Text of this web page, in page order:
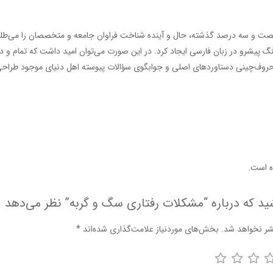
و سه درصد گذشته، حال و آینده شناخت فراوان جامعه و متخصصان را می‌طلبد
پیشرو در زبان فارسی ایجاد کرد. در این صورت می‌توان امید داشت که تمام
دستاوردهای اصلی و جوابگوی سؤالات پیوسته اهل دنیای موجود طراحی
است.
که درباره “مشکلات رفتاری سگ و گربه” نظر می‌دهد
نخواهد شد. بخش‌های موردنیاز علامت‌گذاری شده‌اند *